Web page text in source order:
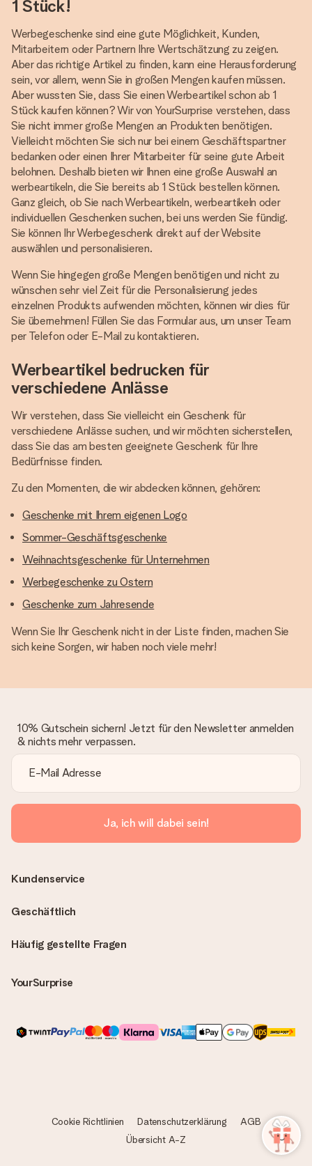
1 Stück!
Werbegeschenke sind eine gute Möglichkeit, Kunden,
Mitarbeitern oder Partnern Ihre Wertschätzung zu zeigen.
Aber das richtige Artikel zu finden, kann eine Herausforderung
sein, vor allem, wenn Sie in großen Mengen kaufen müssen.
Aber wussten Sie, dass Sie einen Werbeartikel schon ab 1
Stück kaufen können? Wir von YourSurprise verstehen, dass
Sie nicht immer große Mengen an Produkten benötigen.
Vielleicht möchten Sie sich nur bei einem Geschäftspartner
bedanken oder einen Ihrer Mitarbeiter für seine gute Arbeit
belohnen. Deshalb bieten wir Ihnen eine große Auswahl an
werbeartikeln, die Sie bereits ab 1 Stück bestellen können.
Ganz gleich, ob Sie nach Werbeartikeln, werbeartikeln oder
individuellen Geschenken suchen, bei uns werden Sie fündig.
Sie können Ihr Werbegeschenk direkt auf der Website
auswählen und personalisieren.
Wenn Sie hingegen große Mengen benötigen und nicht zu
wünschen sehr viel Zeit für die Personalisierung jedes
einzelnen Produkts aufwenden möchten, können wir dies für
Sie übernehmen! Füllen Sie das Formular aus, um unser Team
per Telefon oder E-Mail zu kontaktieren.
Werbeartikel bedrucken für
verschiedene Anlässe
Wir verstehen, dass Sie vielleicht ein Geschenk für
verschiedene Anlässe suchen, und wir möchten sicherstellen,
dass Sie das am besten geeignete Geschenk für Ihre
Bedürfnisse finden.
Zu den Momenten, die wir abdecken können, gehören:
Geschenke mit Ihrem eigenen Logo
Sommer-Geschäftsgeschenke
Weihnachtsgeschenke für Unternehmen
Werbegeschenke zu Ostern
Geschenke zum Jahresende
Wenn Sie Ihr Geschenk nicht in der Liste finden, machen Sie
sich keine Sorgen, wir haben noch viele mehr!
10% Gutschein sichern! Jetzt für den Newsletter anmelden
& nichts mehr verpassen.
Ja, ich will dabei sein!
Häufig gestellte Fragen
YourSurprise
Kundenservice
Geschäftlich
Cookie Richtlinien Datenschutzerklärung
AGB
Übersicht A-Z